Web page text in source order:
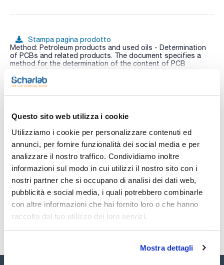
Questo sito web utilizza i cookie
Utilizziamo i cookie per personalizzare contenuti ed
annunci, per fornire funzionalità dei social media e per
analizzare il nostro traffico. Condividiamo inoltre
informazioni sul modo in cui utilizzi il nostro sito con i
nostri partner che si occupano di analisi dei dati web,
pubblicità e social media, i quali potrebbero combinarle
con altre informazioni che hai fornito loro o che hanno
raccolto dal tuo utilizzo dei loro servizi.
Mostra dettagli
Stampa pagina prodotto
Method: Petroleum products and used oils - Determination
of PCBs and related products. The document specifies a
method for the determination of the content of PCB
congeners in petroleum products by gas chromatography
using an electron capture detector.
Composition:
PCB 209 10µg/ml [2051-24-3]
Vedi di più
Documentazione tecnica
TDS / Scheda tecnica
Registrati per i download
COA
Registrati per i download
SDS / Scheda di
Sicurezza
Registrati per i download